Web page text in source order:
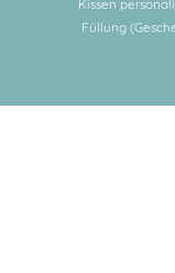
Kissen
Füllung